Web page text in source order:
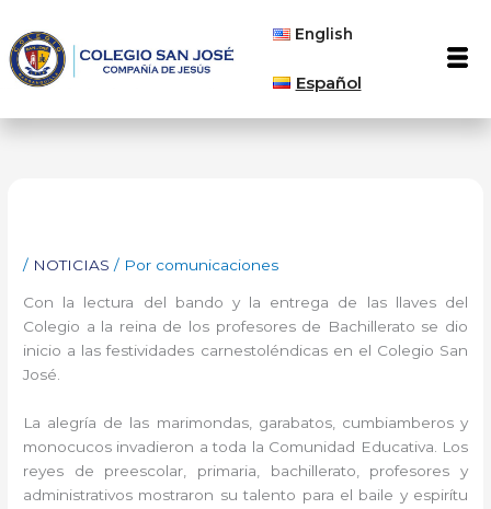
contenido
English
Español
/ NOTICIAS / Por comunicaciones
Con la lectura del bando y la entrega de las llaves del
Colegio a la reina de los profesores de Bachillerato se dio
inicio a las festividades carnestoléndicas en el Colegio San
José.
La alegría de las marimondas, garabatos, cumbiamberos y
monocucos invadieron a toda la Comunidad Educativa. Los
reyes de preescolar, primaria, bachillerato, profesores y
administrativos mostraron su talento para el baile y espirítu